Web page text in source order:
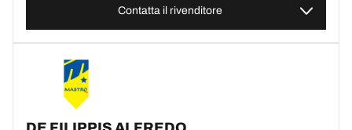
Contatta il rivenditore